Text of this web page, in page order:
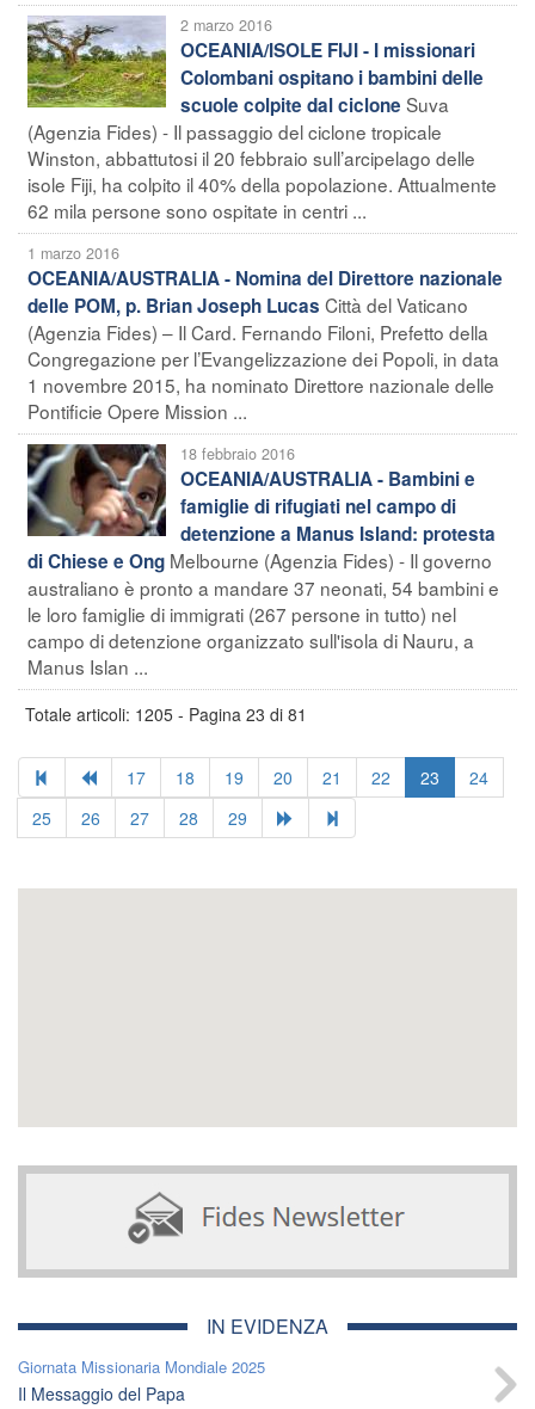
2 marzo 2016
OCEANIA/ISOLE FIJI - I missionari
Colombani ospitano i bambini delle
scuole colpite dal ciclone Suva
(Agenzia Fides) - Il passaggio del ciclone tropicale
Winston, abbattutosi il 20 febbraio sull’arcipelago delle
isole Fiji, ha colpito il 40% della popolazione. Attualmente
62 mila persone sono ospitate in centri ...
1 marzo 2016
OCEANIA/AUSTRALIA - Nomina del Direttore nazionale
delle POM, p. Brian Joseph Lucas Città del Vaticano
(Agenzia Fides) – Il Card. Fernando Filoni, Prefetto della
Congregazione per l’Evangelizzazione dei Popoli, in data
1 novembre 2015, ha nominato Direttore nazionale delle
Pontificie Opere Mission ...
18 febbraio 2016
OCEANIA/AUSTRALIA - Bambini e
famiglie di rifugiati nel campo di
detenzione a Manus Island: protesta
di Chiese e Ong Melbourne (Agenzia Fides) - Il governo
australiano è pronto a mandare 37 neonati, 54 bambini e
le loro famiglie di immigrati (267 persone in tutto) nel
campo di detenzione organizzato sull'isola di Nauru, a
Manus Islan ...
Totale articoli: 1205 - Pagina 23 di 81
17 18 19 20 21 22 23
24
25
26 27 28 29
IN EVIDENZA
Giornata Missionaria Mondiale 2025
Il Messaggio del Papa